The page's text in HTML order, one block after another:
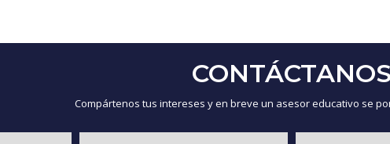
CONTÁCTANOS
Compártenos tus intereses y en breve un asesor educativo se